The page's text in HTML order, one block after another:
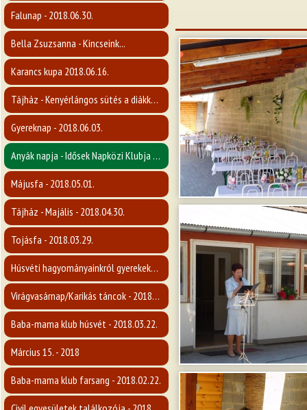
Falunap - 2018.06.30.
Bella Zsuzsanna - Kincseink...
Karancs kupa 2018.06.16.
Tájház - Kenyérlángos sütés a diákkokal - 2018.06.15.
Gyereknap - 2018.06.03.
Anyák napja - Idősek Napközi Klubja - 2018.05.03.
Májusfa - 2018.05.01.
Tájház - Majális - 2018.04.30.
Tojásfa - 2018.03.29.
Húsvéti hagyományainkról gyerekeknek - 2018.03.28.
Virágvasárnap/Karikás táncok - 2018.03.24.
Baba-mama klub húsvét - 2018.03.22.
Március 15. - 2018
Baba-mama klub farsang - 2018.02.22.